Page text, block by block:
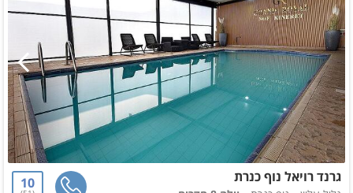
גרנד רויאל נוף כנרת 10